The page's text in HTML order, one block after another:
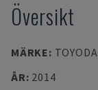
Översikt
MÄRKE: TOYODA
ÅR: 2014